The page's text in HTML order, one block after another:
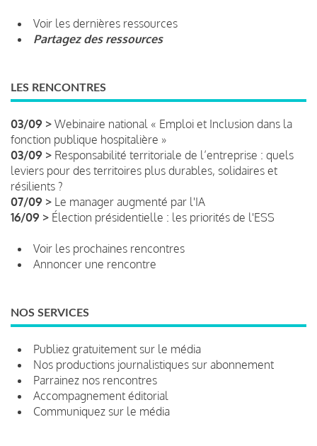
Voir les dernières ressources
Partagez des ressources
LES RENCONTRES
03/09 > Webinaire national « Emploi et Inclusion dans la
fonction publique hospitalière »
03/09 > Responsabilité territoriale de l’entreprise : quels
leviers pour des territoires plus durables, solidaires et
résilients ?
07/09 > Le manager augmenté par l'IA
16/09 > Élection présidentielle : les priorités de l'ESS
Voir les prochaines rencontres
Annoncer une rencontre
NOS SERVICES
Publiez gratuitement sur le média
Nos productions journalistiques sur abonnement
Parrainez nos rencontres
Accompagnement éditorial
Communiquez sur le média